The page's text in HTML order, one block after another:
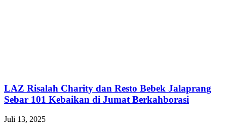
LAZ Risalah Charity dan Resto Bebek Jalaprang
Sebar 101 Kebaikan di Jumat Berkahborasi
Juli 13, 2025